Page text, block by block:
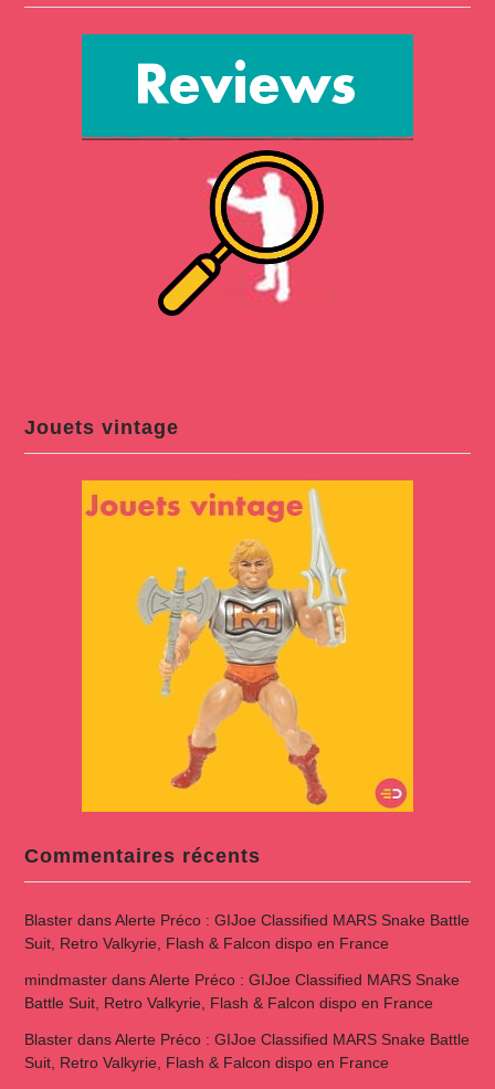
Jouets vintage
Commentaires récents
BlasterdansAlerte Préco : GIJoe Classified MARS Snake Battle
Suit, Retro Valkyrie, Flash & Falcon dispo en France
mindmasterdansAlerte Préco : GIJoe Classified MARS Snake
Battle Suit, Retro Valkyrie, Flash & Falcon dispo en France
BlasterdansAlerte Préco : GIJoe Classified MARS Snake Battle
Suit, Retro Valkyrie, Flash & Falcon dispo en France